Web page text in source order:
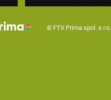
© FTV Prima spol. s r.o.